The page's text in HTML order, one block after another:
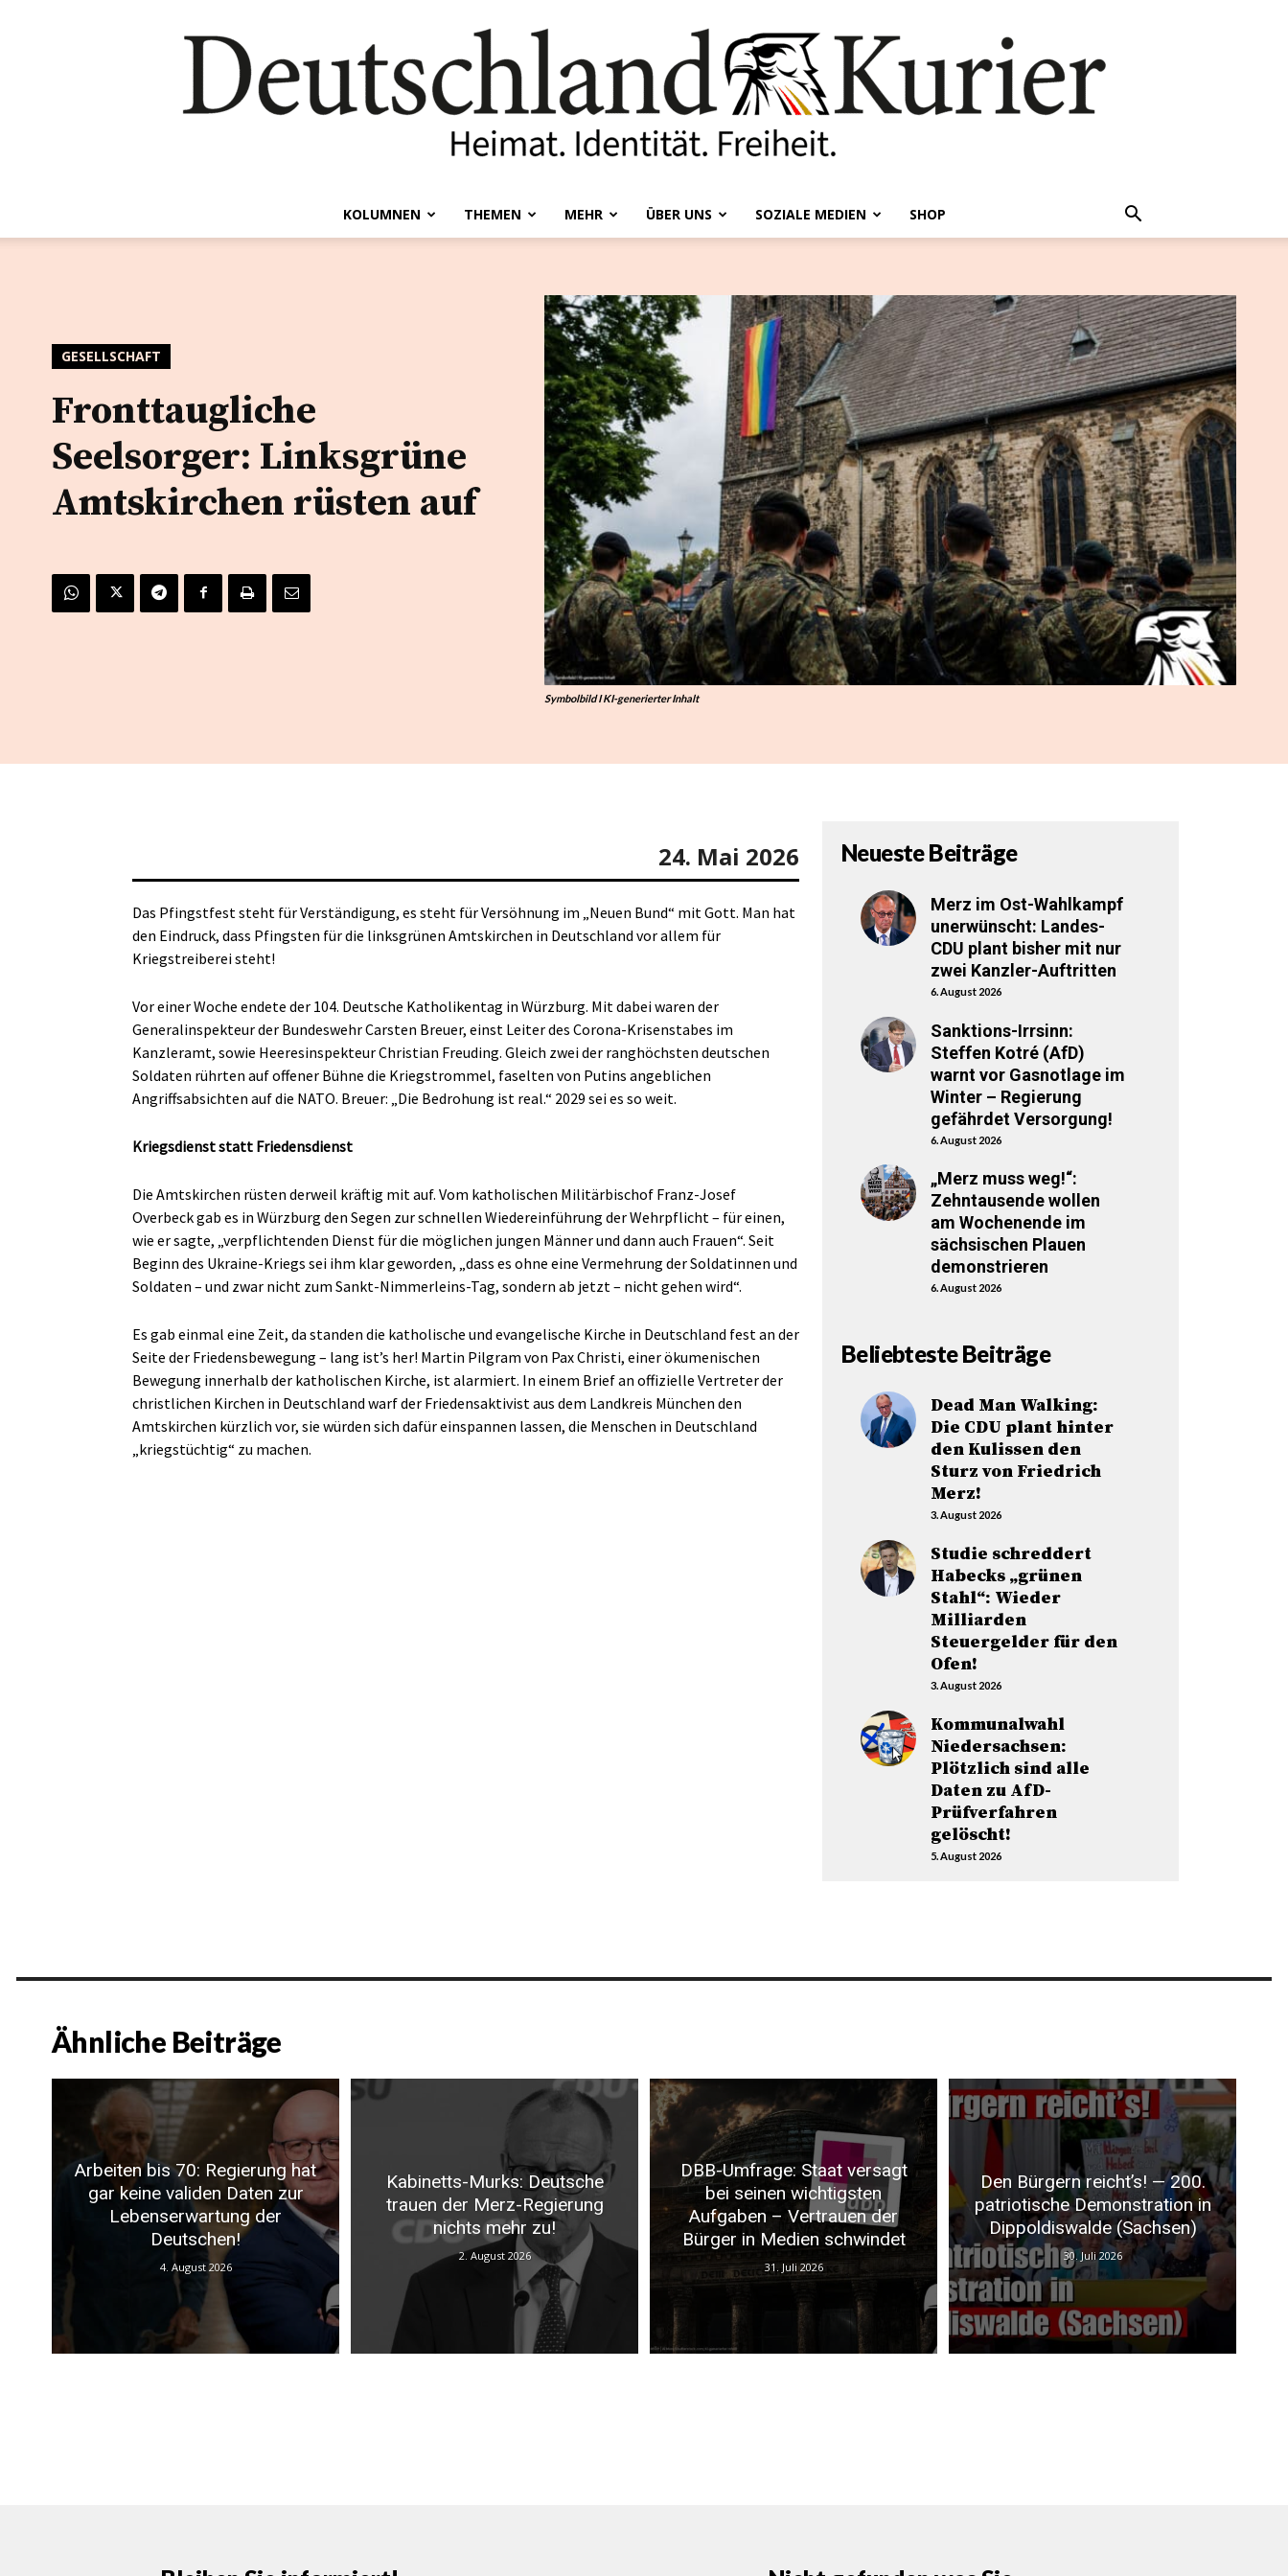
Kurier
KOLUMNEN THEMEN MEHR ÜBER UNS SOZIALE MEDIEN SHOP
GESELLSCHAFT
Fronttaugliche
Seelsorger: Linksgrüne
Amtskirchen rüsten auf
Symbolbild I KI-generierter Inhalt
24. Mai 2026
Das Pfingstfest steht für Verständigung, es steht für Versöhnung im „Neuen Bund“ mit Gott. Man hat
den Eindruck, dass Pfingsten für die linksgrünen Amtskirchen in Deutschland vor allem für
Kriegstreiberei steht!
Vor einer Woche endete der 104. Deutsche Katholikentag in Würzburg. Mit dabei waren der
Generalinspekteur der Bundeswehr Carsten Breuer, einst Leiter des Corona-Krisenstabes im
Kanzleramt, sowie Heeresinspekteur Christian Freuding. Gleich zwei der ranghöchsten deutschen
Soldaten rührten auf offener Bühne die Kriegstrommel, faselten von Putins angeblichen
Angriffsabsichten auf die NATO. Breuer: „Die Bedrohung ist real.“ 2029 sei es so weit.
Kriegsdienst statt Friedensdienst
Die Amtskirchen rüsten derweil kräftig mit auf. Vom katholischen Militärbischof Franz-Josef
Overbeck gab es in Würzburg den Segen zur schnellen Wiedereinführung der Wehrpflicht – für einen,
wie er sagte, „verpflichtenden Dienst für die möglichen jungen Männer und dann auch Frauen“. Seit
Beginn des Ukraine-Kriegs sei ihm klar geworden, „dass es ohne eine Vermehrung der Soldatinnen und
Soldaten – und zwar nicht zum Sankt-Nimmerleins-Tag, sondern ab jetzt – nicht gehen wird“.
Es gab einmal eine Zeit, da standen die katholische und evangelische Kirche in Deutschland fest an der
Seite der Friedensbewegung – lang ist’s her! Martin Pilgram von Pax Christi, einer ökumenischen
Bewegung innerhalb der katholischen Kirche, ist alarmiert. In einem Brief an offizielle Vertreter der
christlichen Kirchen in Deutschland warf der Friedensaktivist aus dem Landkreis München den
Amtskirchen kürzlich vor, sie würden sich dafür einspannen lassen, die Menschen in Deutschland
„kriegstüchtig“ zu machen.
Neueste Beiträge
Merz im Ost-Wahlkampf
unerwünscht: Landes-
CDU plant bisher mit nur
zwei Kanzler-Auftritten
6. August 2026
Sanktions-Irrsinn:
Steffen Kotré (AfD)
warnt vor Gasnotlage im
Winter – Regierung
gefährdet Versorgung!
6. August 2026
„Merz muss weg!“:
Zehntausende wollen
am Wochenende im
sächsischen Plauen
demonstrieren
6. August 2026
Beliebteste Beiträge
Dead Man Walking:
Die CDU plant hinter
den Kulissen den
Sturz von Friedrich
Merz!
3. August 2026
Studie schreddert
Habecks „grünen
Stahl“: Wieder
Milliarden
Steuergelder für den
Ofen!
3. August 2026
Kommunalwahl
Niedersachsen:
Plötzlich sind alle
Daten zu AfD-
Prüfverfahren
gelöscht!
5. August 2026
Ähnliche Beiträge
Arbeiten bis 70: Regierung hat
gar keine validen Daten zur
Lebenserwartung der
Deutschen!
4. August 2026
Kabinetts-Murks: Deutsche
trauen der Merz-Regierung
nichts mehr zu!
2. August 2026
DBB-Umfrage: Staat versagt
bei seinen wichtigsten
Aufgaben – Vertrauen der
Bürger in Medien schwindet
31. Juli 2026
Den Bürgern reicht’s! — 200.
patriotische Demonstration in
Dippoldiswalde (Sachsen)
30. Juli 2026